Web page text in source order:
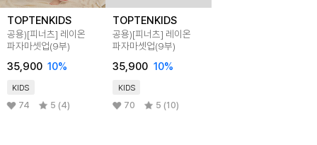
TOPTENKIDS
공용)[피너츠] 레이온
파자마셋업(9부)
35,900 10%
KIDS
74 5 (4)
TOPTENKIDS
공용)[피너츠] 레이온
파자마셋업(9부)
35,900 10%
KIDS
70 5 (10)